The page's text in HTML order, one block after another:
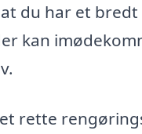
du har et
kan
rette